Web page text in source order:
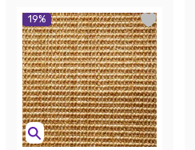
19%